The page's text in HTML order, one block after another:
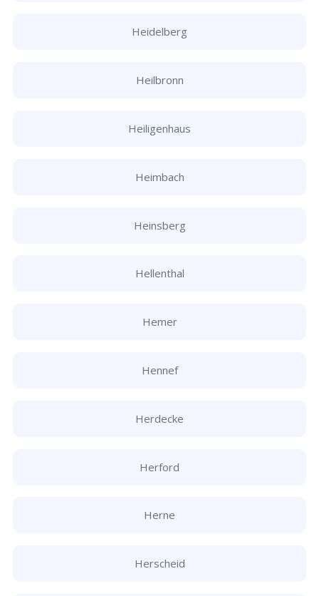
Heidelberg
Heilbronn
Heiligenhaus
Heimbach
Heinsberg
Hellenthal
Hemer
Hennef
Herdecke
Herford
Herne
Herscheid